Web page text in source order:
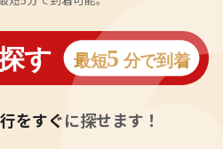
をすぐに探せます！